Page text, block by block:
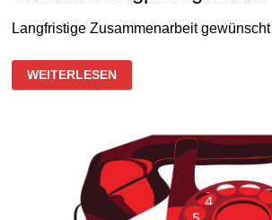
Langfristige Zusammenarbeit gewünscht
TELEMARKETINGPROFI
GESUCHT
WEITERLESEN